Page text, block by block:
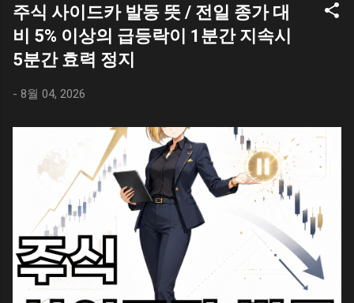
개한 애니메이션 ` 케이팝 데몬 헌터스 (케데헌 /
KPOP Demon Hunters) `일 것이다. 애니메이션
에서 언급하는 `귀문과 혼문`의 의미는 명확하
수 있다. 탐색기 > 사진 > 스크린샷 Shift + 윈도
우키 + S / 윈도우 캡쳐도구 단축키 윈도우에서
화면을 캡쳐할 때 사용하는 단축키는 ` Shift +
윈도우키 + S `이다. 화면을 캡쳐하는 목적이야
캡쳐 도구를 사용하기 위한 단축키는 아래와 같
다. 윈도우 캡쳐 단축키 캡쳐는 했지만, 이미지
가 저장되어 있는지 확인을 하고 싶을 수 있다.
보통은 자신에게 익숙한 그림판 또는 파워포인
트 등에 붙여넣기 하고 사용했을 것이다. 윈도우
에 대한 별도의 설정을 하지 않았다면, 윈도우
캡쳐는 자동 저장이 기본 설정이며, ` 사진 > 스
크린샷 `폴더에서 캡쳐된 모든 이미지를 볼 수
있다. 캡쳐 이미지 찾아보기 윈도우에서 화면을
캡쳐하면 자동 저장된다. 이미지가 자동 저장되
수 있다. 조금 불편할 따름이지만 말이다. 구글
스프레드시트에서 문서를 작성하다보면 엑셀과
는 다른 불편함이 있는데 행 높이를 수정하는 것
이 그렇다. 마이크로소프트의 엑셀과 사용법이
용어에 차이가 있기에 난해하고 비슷한 기능을
찾는데 애로 사항이 생긴다. 일단 엑셀과 스프레
드시트의 용어를 비교해 보자. 엑셀의 경우 행
높이 로 표현하지만 스프레드시트는 행 크기 조
절 로 메뉴에 표현된다. 기능은 비슷하지만, 용
어가 다르기에 엑셀을 잘 다루는 사람도 스프레
드시트에서 헷갈리는 경우가 생긴다. 행 크기를
조절하는 방법 구글 스프레드시트에서 행 크기
를 조절하는 방법은 엑셀의 행 높이를 조절하는
주식 사이드카 발동 뜻 / 전일 종가 대
비 5% 이상의 급등락이 1분간 지속시
5분간 효력 정지
- 8월 04, 2026